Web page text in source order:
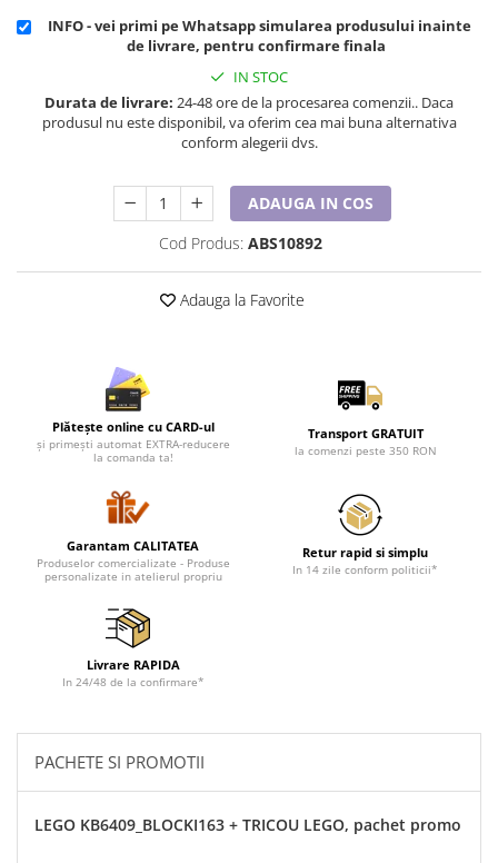
INFO - vei primi pe Whatsapp simularea produsului inainte
de livrare, pentru confirmare finala
IN STOC
Durata de livrare: 24-48 ore de la procesarea comenzii.. Daca
produsul nu este disponibil, va oferim cea mai buna alternativa
conform alegerii dvs.
ADAUGA IN COS
Cod Produs: ABS10892
Adauga la Favorite
Plătește online cu CARD-ul
și primești automat EXTRA-reducere
la comanda ta!
Transport GRATUIT
la comenzi peste 350 RON
Garantam CALITATEA
Produselor comercializate - Produse
personalizate in atelierul propriu
Retur rapid si simplu
In 14 zile conform politicii*
Livrare RAPIDA
In 24/48 de la confirmare*
PACHETE SI PROMOTII
LEGO KB6409_BLOCKI163 + TRICOU LEGO, pachet promo